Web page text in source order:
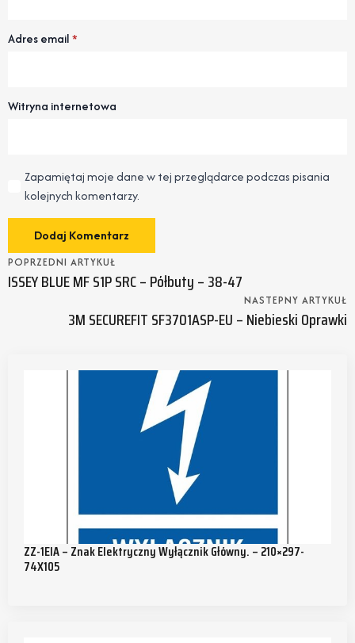
Adres email*
Witryna internetowa
Zapamiętaj moje dane w tej przeglądarce podczas pisania
kolejnych komentarzy.
POPRZEDNI ARTYKUŁ
ISSEY BLUE MF S1P SRC – Półbuty – 38-47
NASTEPNY ARTYKUŁ
3M SECUREFIT SF3701ASP-EU – Niebieski Oprawki
ZZ-1EIA – Znak Elektryczny Wyłącznik Główny. – 210×297-
74X105